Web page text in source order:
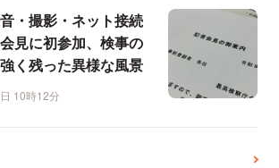
・撮影・ネット接続
見に初参加、検事の
く残った異様な風景
10時12分